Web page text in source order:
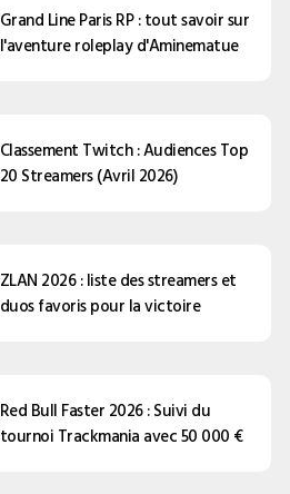
Grand Line Paris RP : tout savoir sur
l'aventure roleplay d'Aminematue
Classement Twitch : Audiences Top
20 Streamers (Avril 2026)
ZLAN 2026 : liste des streamers et
duos favoris pour la victoire
Red Bull Faster 2026 : Suivi du
tournoi Trackmania avec 50 000 €